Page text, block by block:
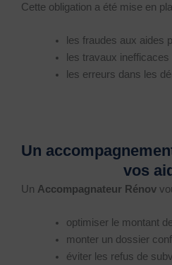
Cette obligation a été mise en
les fraudes aux aides
les travaux
les erreurs dans les
Un
vos
Un Accompagnateur Rénov
optimiser le montant
monter un dossier
éviter les refus de